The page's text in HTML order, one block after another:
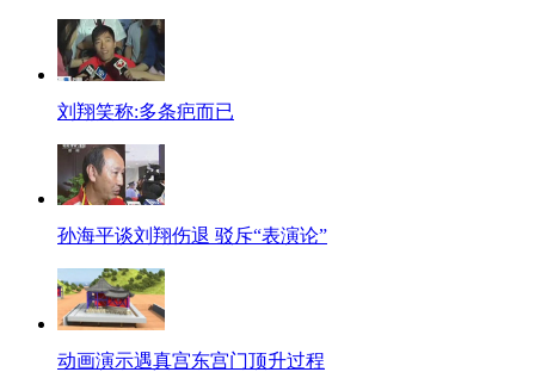
刘翔笑称:多条疤而已
孙海平谈刘翔伤退 驳斥“表演论”
动画演示遇真宫东宫门顶升过程